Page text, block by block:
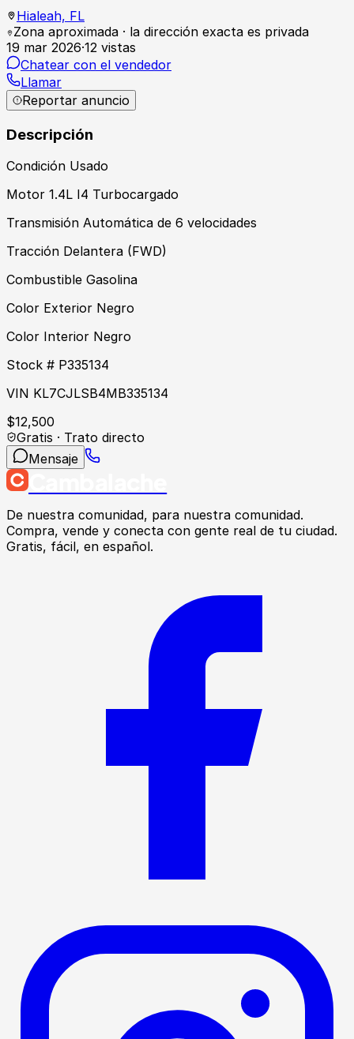
Hialeah, FL
Zona aproximada · la dirección exacta es privada
19 mar 2026·12 vistas
Chatear con el vendedor
Llamar
Reportar anuncio
Descripción
Condición Usado
Motor 1.4L I4 Turbocargado
Transmisión Automática de 6 velocidades
Tracción Delantera (FWD)
Combustible Gasolina
Color Exterior Negro
Color Interior Negro
Stock # P335134
VIN KL7CJLSB4MB335134
$12,500
Gratis · Trato directo
Mensaje
De nuestra comunidad, para nuestra comunidad.
Compra, vende y conecta con gente real de tu ciudad.
Gratis, fácil, en español.